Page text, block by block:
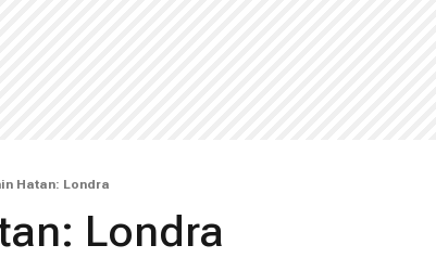
Hatan: Londra
Londra